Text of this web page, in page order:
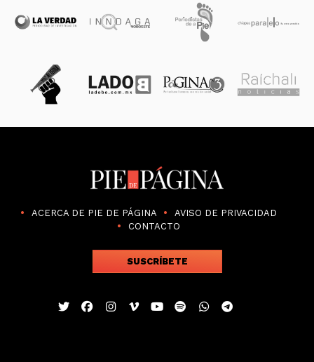
ACERCA DE PIE DE PÁGINA
AVISO DE PRIVACIDAD
CONTACTO
SUSCRÍBETE